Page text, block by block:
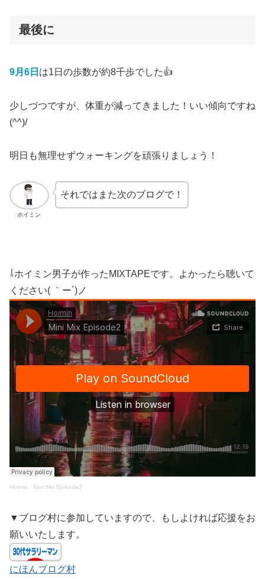
最後に
9月6日 は1日の歩数が約8千歩でした👍
少しづつですが、体重が減ってきました！いい傾向ですね
(^^)/
明日も無理せずウォーキングを頑張りましょう！
ホイミン
それではまた次のブログで！
⇩ホイミン男子が作ったMIXTAPEです。よかったら聴いて
ください( ｀ー´)ノ
Hoimin · Mini Mix Episode2
▼ブログ村に参加していますので、もしよければ応援をお
願いいたします。
にほんブログ村